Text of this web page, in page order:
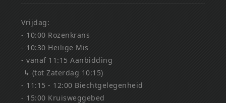
Vrijdag:
- 10:00 Rozenkrans
- 10:30 Heilige Mis
- vanaf 11:15 Aanbidding
↳ (tot Zaterdag 10:15)
- 11:15 - 12:00 Biechtgelegenheid
- 15:00 Kruisweggebed